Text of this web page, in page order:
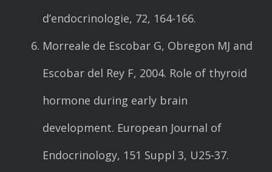
d’endocrinologie, 72, 164-166.
Morreale de Escobar G, Obregon MJ and
Escobar del Rey F, 2004. Role of thyroid
hormone during early brain
development. European Journal of
Endocrinology, 151 Suppl 3, U25-37.